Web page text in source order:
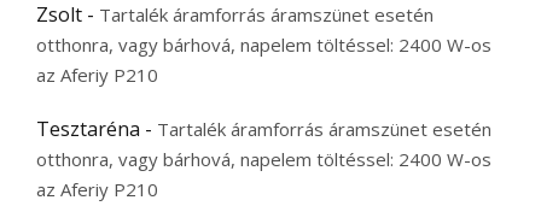
Zsolt - Tartalék áramforrás áramszünet esetén
otthonra, vagy bárhová, napelem töltéssel: 2400 W-os
az Aferiy P210
Tesztaréna - Tartalék áramforrás áramszünet esetén
otthonra, vagy bárhová, napelem töltéssel: 2400 W-os
az Aferiy P210